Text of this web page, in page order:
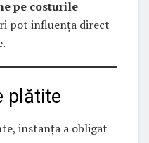
pe costurile
pot influența direct
plătite
instanța a obligat